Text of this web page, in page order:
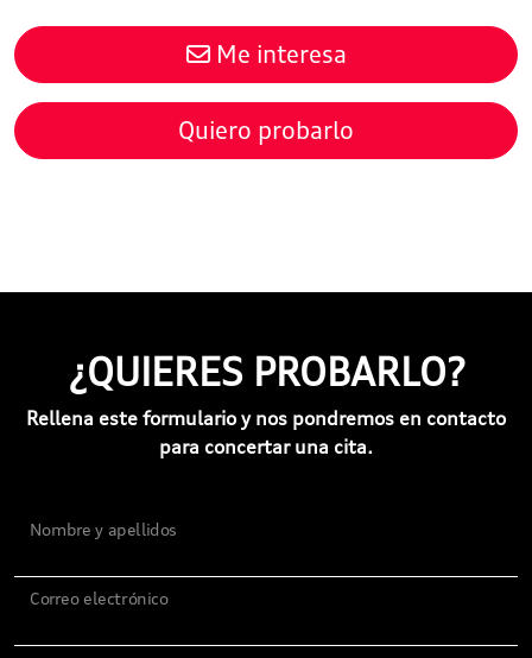
Me interesa
Quiero probarlo
¿QUIERES PROBARLO?
Rellena este formulario y nos pondremos en contacto
para concertar una cita.
Nombre y apellidos
Correo electrónico